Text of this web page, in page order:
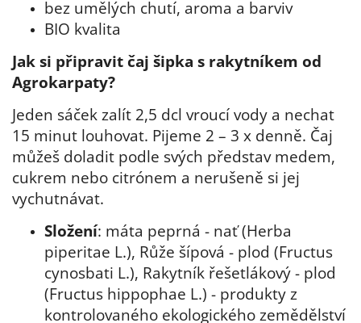
bez umělých chutí, aroma a barviv
BIO kvalita
Jak si připravit čaj šipka s rakytníkem od
Agrokarpaty?
Jeden sáček zalít 2,5 dcl vroucí vody a nechat
15 minut louhovat. Pijeme 2 – 3 x denně. Čaj
můžeš doladit podle svých představ medem,
cukrem nebo citrónem a nerušeně si jej
vychutnávat.
Složení: máta peprná - nať (Herba
piperitae L.), Růže šípová - plod (Fructus
cynosbati L.), Rakytník řešetlákový - plod
(Fructus hippophae L.) - produkty z
kontrolovaného ekologického zemědělství